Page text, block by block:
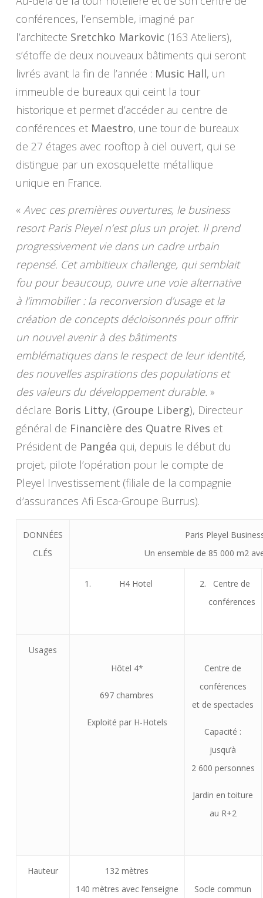
conférences, l’ensemble, imaginé par
l’architecte Sretchko Markovic (163 Ateliers),
s’étoffe de deux nouveaux bâtiments qui seront
livrés avant la fin de l’année : Music Hall, un
immeuble de bureaux qui ceint la tour
historique et permet d’accéder au centre de
conférences et Maestro, une tour de bureaux
de 27 étages avec rooftop à ciel ouvert, qui se
distingue par un exosquelette métallique
unique en France.
« Avec ces premières ouvertures, le business
resort Paris Pleyel n’est plus un projet. Il prend
progressivement vie dans un cadre urbain
repensé. Cet ambitieux challenge, qui semblait
fou pour beaucoup, ouvre une voie alternative
à l’immobilier : la reconversion d’usage et la
création de concepts décloisonnés pour offrir
un nouvel avenir à des bâtiments
emblématiques dans le respect de leur identité,
des nouvelles aspirations des populations et
des valeurs du développement durable. »
déclare Boris Litty, (Groupe Liberg), Directeur
général de Financière des Quatre Rives et
Président de Pangéa qui, depuis le début du
projet, pilote l’opération pour le compte de
Pleyel Investissement (filiale de la compagnie
d’assurances Afi Esca-Groupe Burrus).
DONNÉES
CLÉS
Paris Pleyel
Un ensemble de 85 000 m2
H4 Hotel
Centre de
conférences
Usages
Hôtel 4*
697 chambres
Exploité par H-Hotels
Centre de
conférences
et de spectacles
Capacité :
jusqu’à
2 600 personnes
Jardin en toiture
au R+2
Hauteur
132 mètres
140 mètres avec l’enseigne
Socle commun